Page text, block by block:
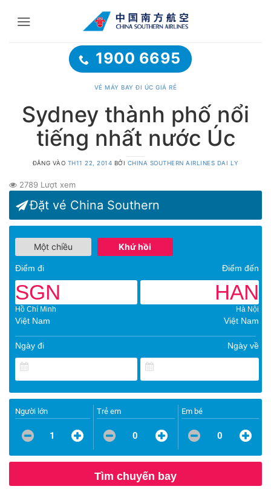
1900 6695
VÉ MÁY BAY ĐI ÚC GIÁ RẺ
Sydney thành phố nổi
tiếng nhất nước Úc
ĐĂNG VÀO TH11 22, 2014 BỞI CHINA SOUTHERN AIRLINES DAI LY
2789 Lượt xem
Đặt vé China Southern
Một chiều Khứ hồi
Điểm đi Điểm đến
SGN
Hồ Chí Minh
Việt Nam
HAN
Hà Nội
Việt Nam
Ngày đi Ngày về
Người lớn
1
Trẻ em
0
Em bé
0
Tìm chuyến bay